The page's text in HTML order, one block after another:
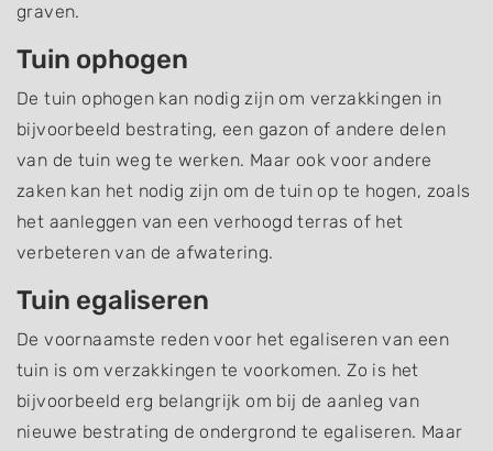
graven.
Tuin ophogen
De tuin ophogen kan nodig zijn om verzakkingen in
bijvoorbeeld bestrating, een gazon of andere delen
van de tuin weg te werken. Maar ook voor andere
zaken kan het nodig zijn om de tuin op te hogen, zoals
het aanleggen van een verhoogd terras of het
verbeteren van de afwatering.
Tuin egaliseren
De voornaamste reden voor het egaliseren van een
tuin is om verzakkingen te voorkomen. Zo is het
bijvoorbeeld erg belangrijk om bij de aanleg van
nieuwe bestrating de ondergrond te egaliseren. Maar